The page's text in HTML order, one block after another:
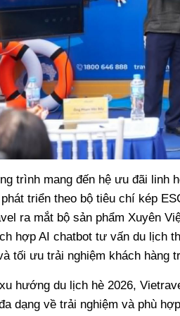
trình mang đến hệ ưu đãi linh
triển theo bộ tiêu chí kép
ra mắt bộ sản phẩm Xuyên
hợp AI chatbot tư vấn du lịch
tối ưu trải nghiệm khách hàng
hướng du lịch hè 2026,
dạng về trải nghiệm và phù